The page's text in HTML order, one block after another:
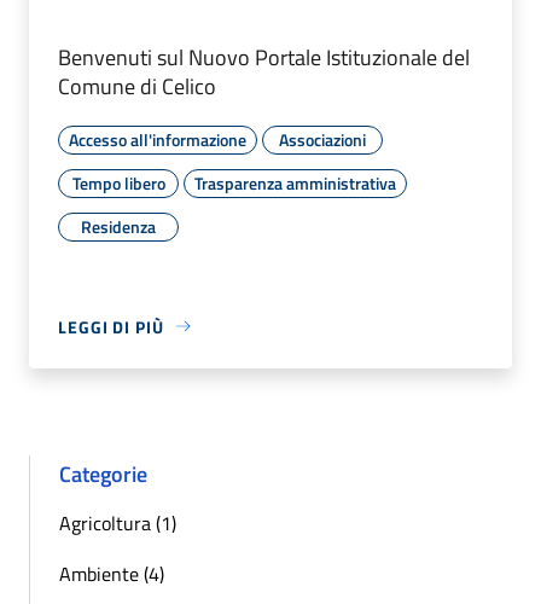
Benvenuti sul Nuovo Portale Istituzionale del
Comune di Celico
Accesso all'informazione
Associazioni
Tempo libero
Trasparenza amministrativa
Residenza
LEGGI DI PIÙ
Categorie
Agricoltura (1)
Ambiente (4)